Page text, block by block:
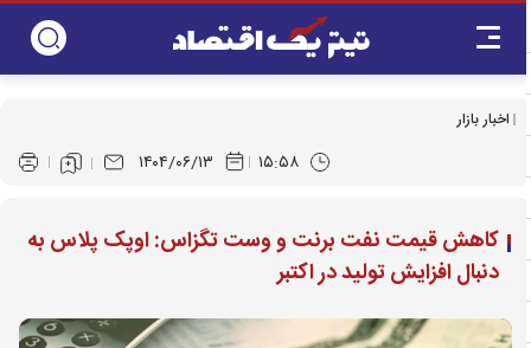
اخبار بازار
۱۴۰۴/۰۶/۱۳ ۱۵:۵۸
کاهش قیمت نفت برنت و وست تگزاس: اوپک پلاس به
دنبال افزایش تولید در اکتبر